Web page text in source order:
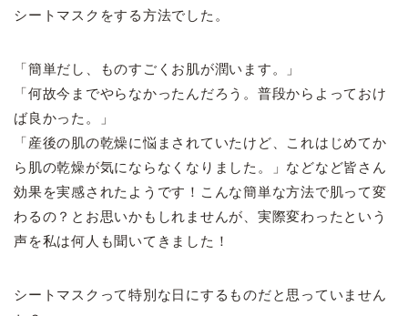
シートマスクをする方法でした。
「簡単だし、ものすごくお肌が潤います。」
「何故今までやらなかったんだろう。普段からよっておけ
ば良かった。」
「産後の肌の乾燥に悩まされていたけど、これはじめてか
ら肌の乾燥が気にならなくなりました。」などなど皆さん
効果を実感されたようです！こんな簡単な方法で肌って変
わるの？とお思いかもしれませんが、実際変わったという
声を私は何人も聞いてきました！
シートマスクって特別な日にするものだと思っていません